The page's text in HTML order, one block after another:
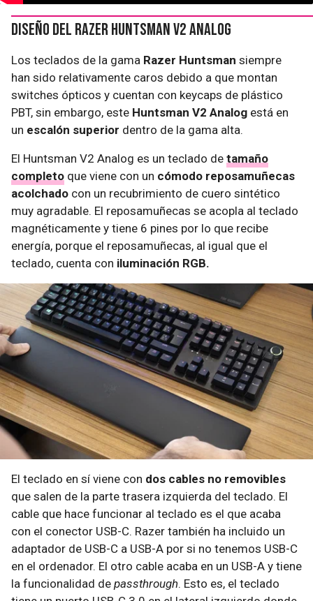
Diseño del Razer Huntsman V2 Analog
Los teclados de la gama Razer Huntsman siempre
han sido relativamente caros debido a que montan
switches ópticos y cuentan con keycaps de plástico
PBT, sin embargo, este Huntsman V2 Analog está en
un escalón superior dentro de la gama alta.
El Huntsman V2 Analog es un teclado de tamaño
completo que viene con un cómodo reposamuñecas
acolchado con un recubrimiento de cuero sintético
muy agradable. El reposamuñecas se acopla al teclado
magnéticamente y tiene 6 pines por lo que recibe
energía, porque el reposamuñecas, al igual que el
teclado, cuenta con iluminación RGB.
El teclado en sí viene con dos cables no removibles
que salen de la parte trasera izquierda del teclado. El
cable que hace funcionar al teclado es el que acaba
con el conector USB-C. Razer también ha incluido un
adaptador de USB-C a USB-A por si no tenemos USB-C
en el ordenador. El otro cable acaba en un USB-A y tiene
la funcionalidad de passthrough. Esto es, el teclado